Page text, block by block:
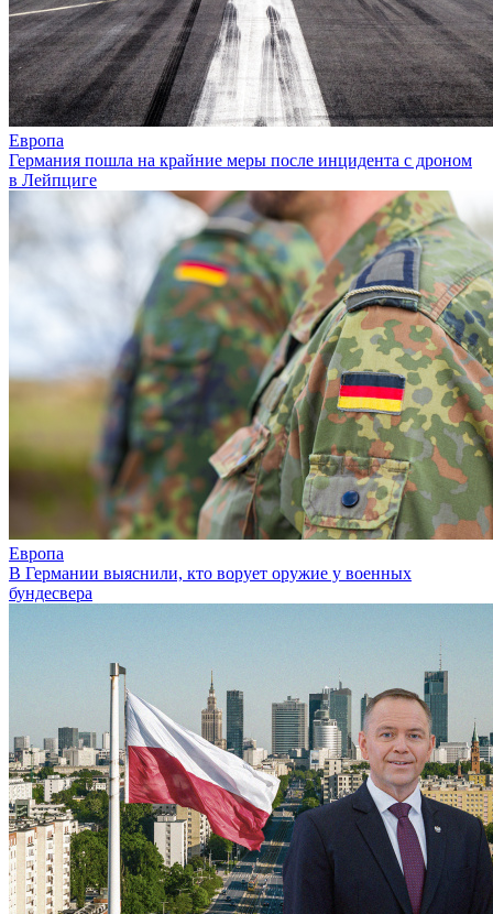
Европа
Германия пошла на крайние меры после инцидента с дроном
в Лейпциге
Европа
В Германии выяснили, кто ворует оружие у военных
бундесвера